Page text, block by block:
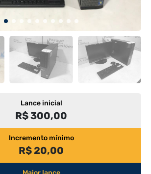
Lance inicial
R$ 300,00
Incremento mínimo
R$ 20,00